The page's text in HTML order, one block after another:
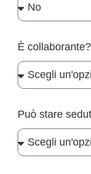
È collaborante?
Può stare